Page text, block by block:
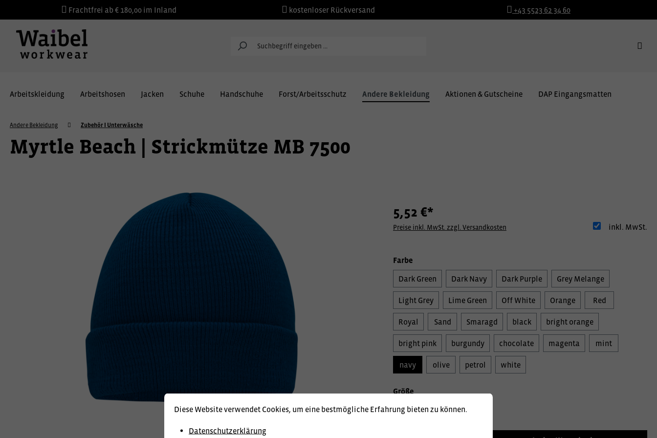
Frachtfrei ab € 180,00 im Inland kostenloser Rückversand +43 5523 62 34 60
Arbeitskleidung Arbeitshosen Jacken Schuhe Handschuhe Forst/Arbeitsschutz Andere Bekleidung Aktionen & Gutscheine DAP Eingangsmatten
Andere Bekleidung Zubehör I Unterwäsche
Myrtle Beach | Strickmütze MB 7500
5,52 €*
inkl. MwSt.
Preise inkl. MwSt. zzgl. Versandkosten
Farbe
Dark Green Dark Navy Dark Purple Grey Melange
Light Grey Lime Green Off White Orange Red
Royal Sand Smaragd black bright orange
bright pink burgundy chocolate magenta mint
navy olive petrol white
Größe
ohne Größe
Diese Website verwendet Cookies, um eine bestmögliche Erfahrung bieten zu können.
Datenschutzerklärung